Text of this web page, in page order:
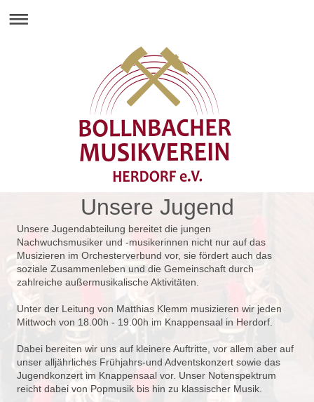
Unsere Jugend
Unsere Jugendabteilung bereitet die jungen
Nachwuchsmusiker und -musikerinnen nicht nur auf das
Musizieren im Orchesterverbund vor, sie fördert auch das
soziale Zusammenleben und die Gemeinschaft durch
zahlreiche außermusikalische Aktivitäten.
Unter der Leitung von Matthias Klemm musizieren wir jeden
Mittwoch von 18.00h - 19.00h im Knappensaal in Herdorf.
Dabei bereiten wir uns auf kleinere Auftritte, vor allem aber auf
unser alljährliches Frühjahrs-und Adventskonzert sowie das
Jugendkonzert im Knappensaal vor. Unser Notenspektrum
reicht dabei von Popmusik bis hin zu klassischer Musik.